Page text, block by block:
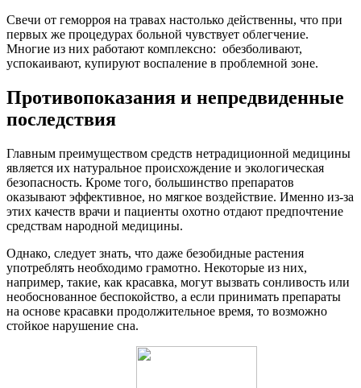
Свечи от геморроя на травах настолько действенны, что при
первых же процедурах больной чувствует облегчение.
Многие из них работают комплексно: обезболивают,
успокаивают, купируют воспаление в проблемной зоне.
Противопоказания и непредвиденные
последствия
Главным преимуществом средств нетрадиционной медицины
является их натуральное происхождение и экологическая
безопасность. Кроме того, большинство препаратов
оказывают эффективное, но мягкое воздействие. Именно из-за
этих качеств врачи и пациенты охотно отдают предпочтение
средствам народной медицины.
Однако, следует знать, что даже безобидные растения
употреблять необходимо грамотно. Некоторые из них,
например, такие, как красавка, могут вызвать сонливость или
необоснованное беспокойство, а если принимать препараты
на основе красавки продолжительное время, то возможно
стойкое нарушение сна.